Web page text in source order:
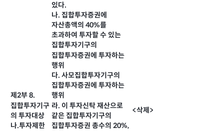
제2부 8.
집합투자기구
의 투자대상
나.투자제한
있다.
나. 집합투자증권에
자산총액의 40%를
초과하여 투자할 수 있는
집합투자기구의
집합투자증권에 투자하는
행위
다. 사모집합투자기구의
집합투자증권에 투자하는
행위
라. 이 투자신탁 재산으로
같은 집합투자기구의
집합투자증권 총수의 20%,
<삭제>